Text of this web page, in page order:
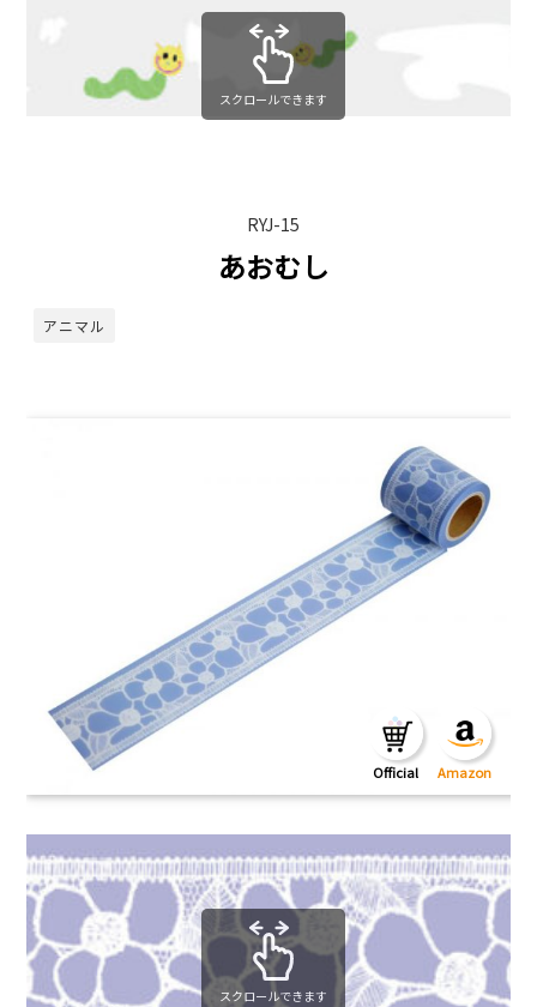
スクロールできます
RYJ-15
あおむし
アニマル
スクロールできます